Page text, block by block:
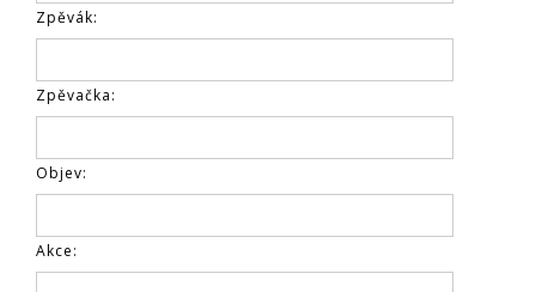
Zpěvák:
Zpěvačka:
Objev:
Akce: